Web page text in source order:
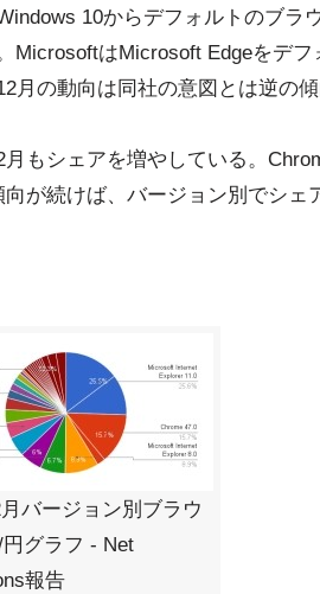
10からデフォルトのブラ
MicrosoftはMicrosoft Edgeをデフ
の動向は同社の意図とは逆の傾
もシェアを増やしている。
が続けば、バージョン別でシェ
バージョン別ブラウ
グラフ - Net
報告